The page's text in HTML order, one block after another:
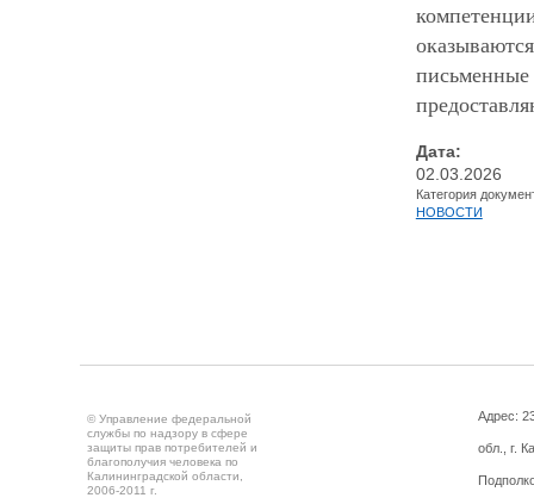
Дата:
02.03.2026
Категория
НОВОСТИ
© Управление федеральной
службы по надзору в сфере
защиты прав потребителей и
благополучия человека по
Калининградской области,
2006-2011 г.
Адрес:
обл., г.